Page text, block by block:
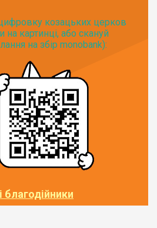
козацьких церков
на картинці, або скануй
на збір monobank):
благодійники